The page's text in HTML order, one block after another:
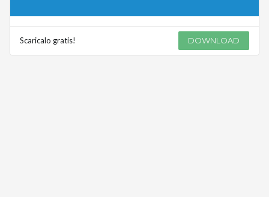
Scaricalo gratis! DOWNLOAD